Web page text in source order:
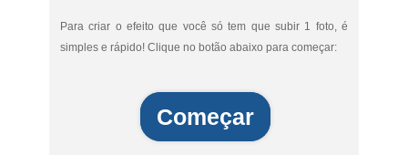
Para criar o efeito que você só tem que subir 1 foto, é
simples e rápido! Clique no botão abaixo para começar:
Começar